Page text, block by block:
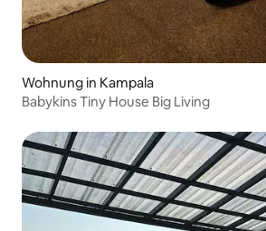
Wohnung in Kampala
Babykins Tiny House Big Living